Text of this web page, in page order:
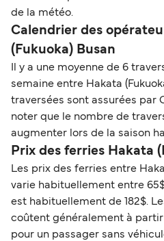
de la météo.
Calendrier des
(Fukuoka) Busan
Il y a une moyenne de 6
semaine entre Hakata
traversées sont assurées par
noter que le nombre de
augmenter lors de la saison
Prix des ferries Hakata
Les prix des ferries entre
varie habituellement entre
est habituellement de 182$.
coûtent généralement à
pour un passager sans